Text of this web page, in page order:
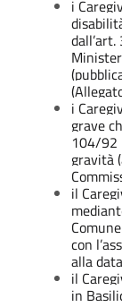
i
i
grave
104/92
gravità
il
con
alla
il
in